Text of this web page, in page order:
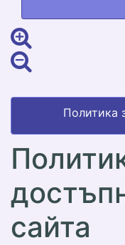
Политика
сайта